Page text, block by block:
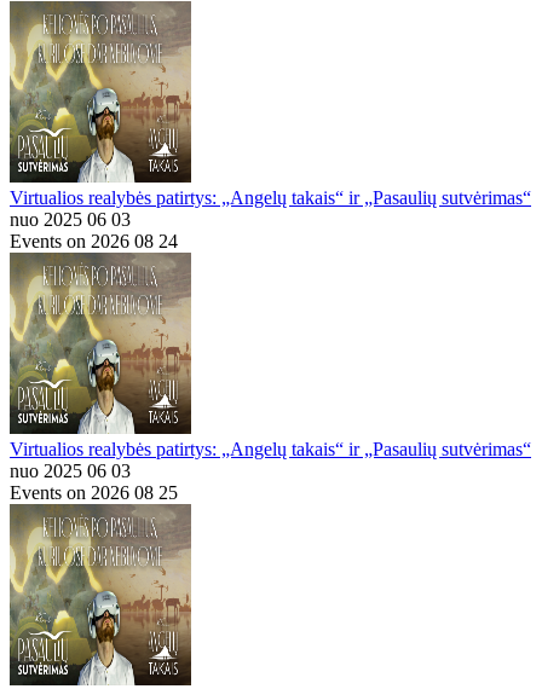
Virtualios realybės patirtys: „Angelų takais“ ir „Pasaulių sutvėrimas“
nuo 2025 06 03
Events on 2026 08 24
Virtualios realybės patirtys: „Angelų takais“ ir „Pasaulių sutvėrimas“
nuo 2025 06 03
Events on 2026 08 25